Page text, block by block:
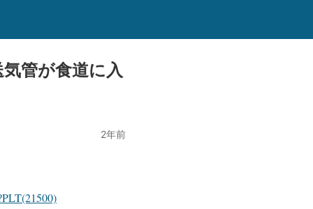
管が食道に入
2年前